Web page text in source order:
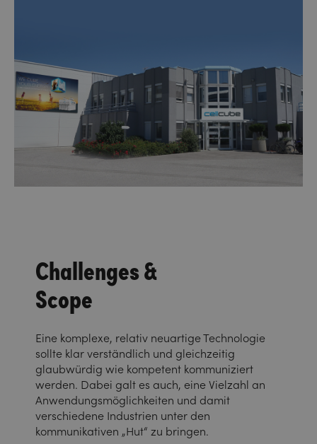
Challenges &
Scope
Eine komplexe, relativ neuartige Technologie
sollte klar verständlich und gleichzeitig
glaubwürdig wie kompetent kommuniziert
werden. Dabei galt es auch, eine Vielzahl an
Anwendungsmöglichkeiten und damit
verschiedene Industrien unter den
kommunikativen „Hut“ zu bringen.